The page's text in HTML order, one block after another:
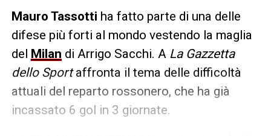
Mauro Tassotti ha fatto parte di una delle
difese più forti al mondo vestendo la maglia
del Milan di Arrigo Sacchi. A La Gazzetta
dello Sportaffronta il tema delle difficoltà
attuali del reparto rossonero, che ha già
incassato 6 gol in 3 giornate.